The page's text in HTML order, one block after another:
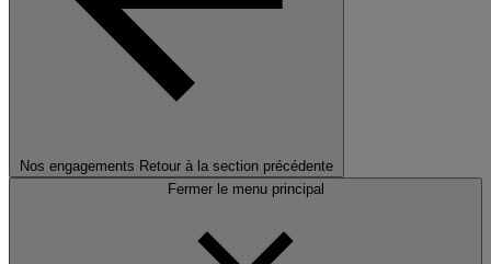
Nos engagements Retour à la section précédente
Fermer le menu principal